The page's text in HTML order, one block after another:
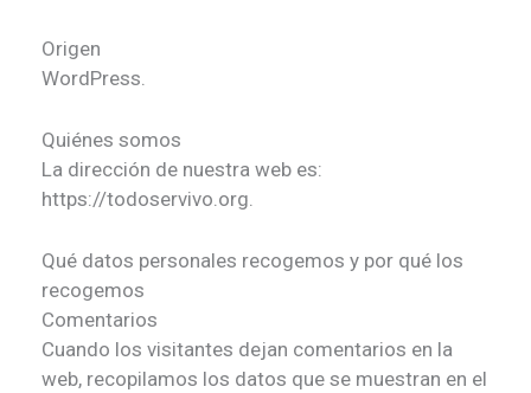
Origen
WordPress.
Quiénes somos
La dirección de nuestra web es:
https://todoservivo.org.
Qué datos personales recogemos y por qué los
recogemos
Comentarios
Cuando los visitantes dejan comentarios en la
web, recopilamos los datos que se muestran en el